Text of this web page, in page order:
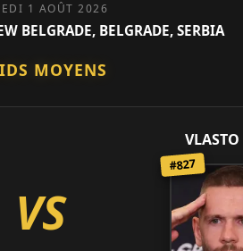
1 AOÛT 2026
BELGRADE, BELGRADE, SERBIA
MOYENS
VS
VLASTO
#827